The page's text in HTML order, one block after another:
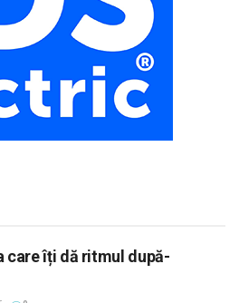
care îți dă ritmul după-